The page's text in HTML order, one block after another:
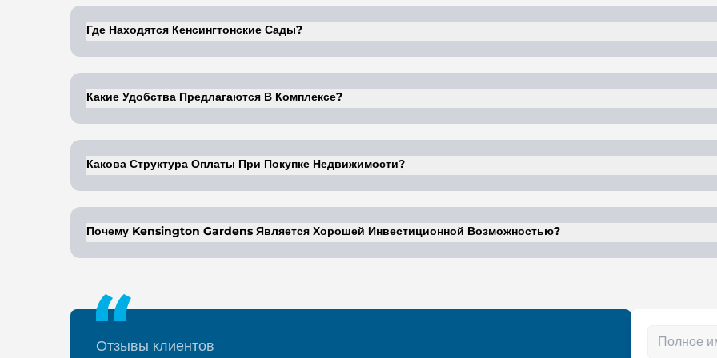
Где Находятся Кенсингтонские Сады?
автомагистралями и общественным транспортом.
Какие Удобства Предлагаются В Комплексе?
медицинских учреждений.
Какова Структура Оплаты При Покупке Недвижимости?
Почему Kensington Gardens Является Хорошей Инвестиционной Возможностью?
Отзывы клиентов